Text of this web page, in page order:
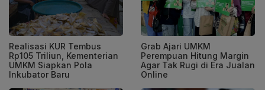
Realisasi KUR Tembus
Rp105 Triliun, Kementerian
UMKM Siapkan Pola
Inkubator Baru
Grab Ajari UMKM
Perempuan Hitung Margin
Agar Tak Rugi di Era Jualan
Online